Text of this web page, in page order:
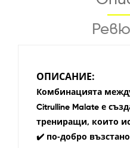
ОПИСАНИЕ:
Комбинацията
Citrulline Malate е
трениращи, които
✔️ по-добро